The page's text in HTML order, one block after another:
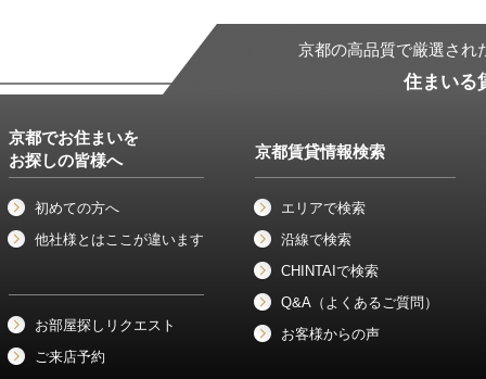
住まいる
京都の高品質で厳選され
京都でお住まいを
お探しの皆様へ
初めての方へ
他社様とはここが違います
お部屋探しリクエスト
ご来店予約
京都賃貸情報検索
エリアで検索
沿線で検索
CHINTAIで検索
Q&A（よくあるご質問）
お客様からの声